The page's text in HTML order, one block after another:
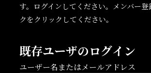
す。ログインしてください。メンバー
クをクリックしてください。
既存ユーザのログイン
ユーザー名またはメールアドレス